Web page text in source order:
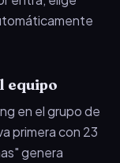
equipo
en el grupo de
primera con 23
genera